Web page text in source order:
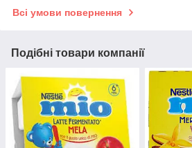
Всі умови повернення
Подібні товари компанії